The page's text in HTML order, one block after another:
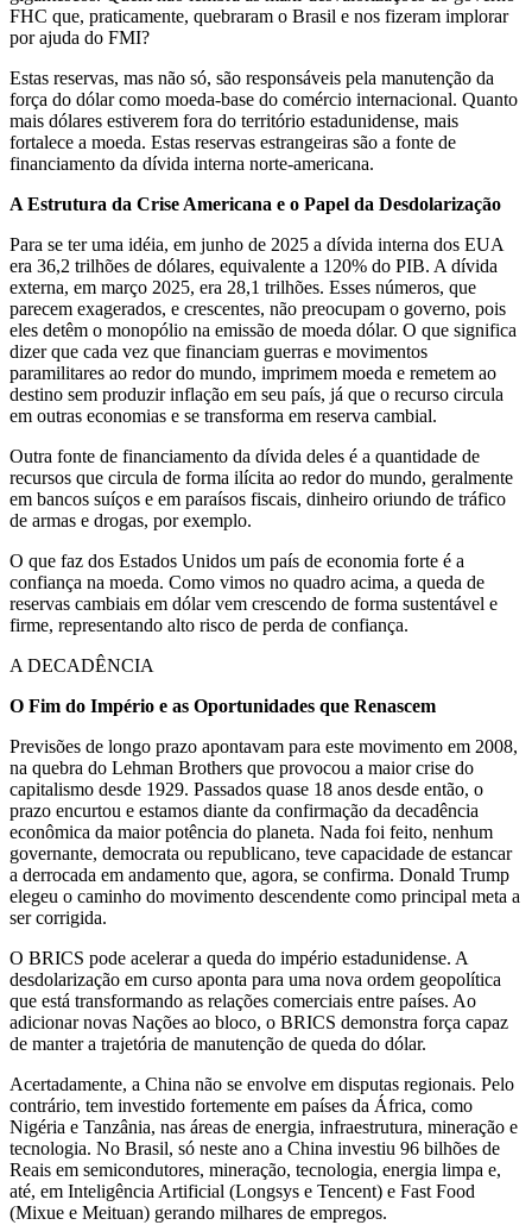
FHC que, praticamente, quebraram o Brasil e nos fizeram implorar
por ajuda do FMI?
Estas reservas, mas não só, são responsáveis pela manutenção da
força do dólar como moeda-base do comércio internacional. Quanto
mais dólares estiverem fora do território estadunidense, mais
fortalece a moeda. Estas reservas estrangeiras são a fonte de
financiamento da dívida interna norte-americana.
A Estrutura da Crise Americana e o Papel da Desdolarização
Para se ter uma idéia, em junho de 2025 a dívida interna dos EUA
era 36,2 trilhões de dólares, equivalente a 120% do PIB. A dívida
externa, em março 2025, era 28,1 trilhões. Esses números, que
parecem exagerados, e crescentes, não preocupam o governo, pois
eles detêm o monopólio na emissão de moeda dólar. O que significa
dizer que cada vez que financiam guerras e movimentos
paramilitares ao redor do mundo, imprimem moeda e remetem ao
destino sem produzir inflação em seu país, já que o recurso circula
em outras economias e se transforma em reserva cambial.
Outra fonte de financiamento da dívida deles é a quantidade de
recursos que circula de forma ilícita ao redor do mundo, geralmente
em bancos suíços e em paraísos fiscais, dinheiro oriundo de tráfico
de armas e drogas, por exemplo.
O que faz dos Estados Unidos um país de economia forte é a
confiança na moeda. Como vimos no quadro acima, a queda de
reservas cambiais em dólar vem crescendo de forma sustentável e
firme, representando alto risco de perda de confiança.
A DECADÊNCIA
O Fim do Império e as Oportunidades que Renascem
Previsões de longo prazo apontavam para este movimento em 2008,
na quebra do Lehman Brothers que provocou a maior crise do
capitalismo desde 1929. Passados quase 18 anos desde então, o
prazo encurtou e estamos diante da confirmação da decadência
econômica da maior potência do planeta. Nada foi feito, nenhum
governante, democrata ou republicano, teve capacidade de estancar
a derrocada em andamento que, agora, se confirma. Donald Trump
elegeu o caminho do movimento descendente como principal meta a
ser corrigida.
O BRICS pode acelerar a queda do império estadunidense. A
desdolarização em curso aponta para uma nova ordem geopolítica
que está transformando as relações comerciais entre países. Ao
adicionar novas Nações ao bloco, o BRICS demonstra força capaz
de manter a trajetória de manutenção de queda do dólar.
Acertadamente, a China não se envolve em disputas regionais. Pelo
contrário, tem investido fortemente em países da África, como
Nigéria e Tanzânia, nas áreas de energia, infraestrutura, mineração e
tecnologia. No Brasil, só neste ano a China investiu 96 bilhões de
Reais em semicondutores, mineração, tecnologia, energia limpa e,
até, em Inteligência Artificial (Longsys e Tencent) e Fast Food
(Mixue e Meituan) gerando milhares de empregos.